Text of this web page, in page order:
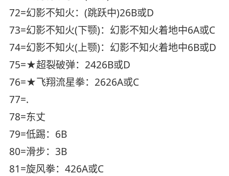
72=幻影不知火：(跳跃中)26B或D
73=幻影不知火(下颚)：幻影不知火着地中6A或C
74=幻影不知火(上颚)：幻影不知火着地中6B或D
75=★超裂破弹：2426B或D
76=★飞翔流星拳：2626A或C
77=.
78=东丈
79=低踢：6B
80=滑步：3B
81=旋风拳：426A或C